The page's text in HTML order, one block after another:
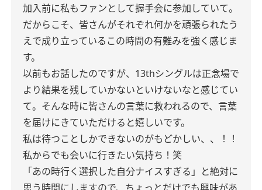
加入前に私もファンとして握手会に参加していて。
だからこそ、皆さんがそれぞれ何かを頑張られたう
えで成り立っているこの時間の有難みを強く感じま
す。
以前もお話したのですが、13thシングルは正念場で
より結果を残していかないといけないなと感じてい
て。そんな時に皆さんの言葉に救われるので、言葉
を届けにきていただけると嬉しいです。
私は待つことしかできないのがもどかしい、、！！
私からでも会いに行きたい気持ち！笑
「あの時行く選択した自分ナイスすぎる」と絶対に